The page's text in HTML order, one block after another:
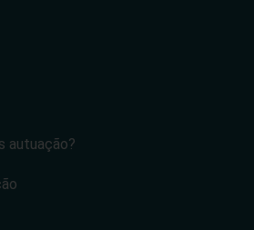
autuação?